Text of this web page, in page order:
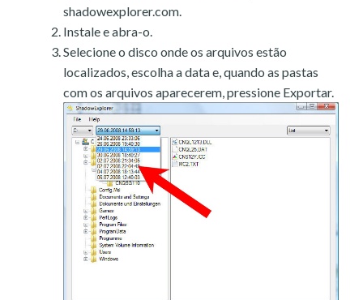
shadowexplorer.com.
Instale e abra-o.
Selecione o disco onde os arquivos estão
localizados, escolha a data e, quando as pastas
com os arquivos aparecerem, pressione Exportar.